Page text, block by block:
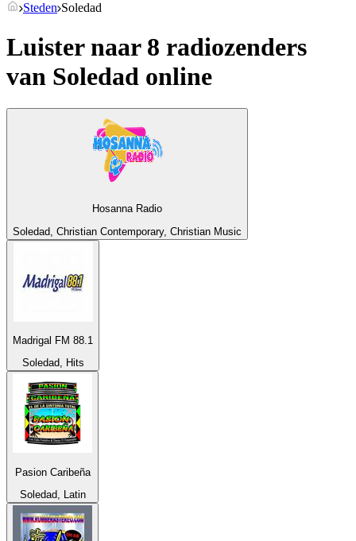
Steden Soledad
Luister naar 8 radiozenders
van Soledad online
Hosanna Radio
Soledad, Christian Contemporary, Christian Music
Madrigal FM 88.1
Soledad, Hits
Pasion Caribeña
Soledad, Latin